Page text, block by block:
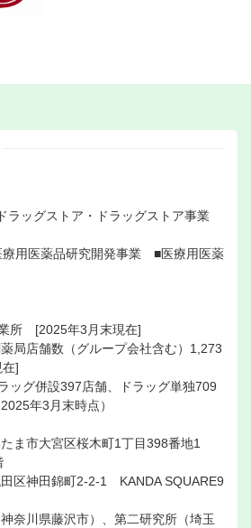
ラッグストア・ドラッグストア事業
用医薬品研究開発事業 ■医療用医薬
所 [2025年3月末現在]
局店舗数（グループ会社含む）1,273
]
ッグ併設397店舗、ドラッグ単独709
年3月末時点）
ま市大宮区桜木町1丁目398番地1
区神田錦町2-2-1 KANDA SQUARE9
奈川県藤沢市）、第二研究所（埼玉